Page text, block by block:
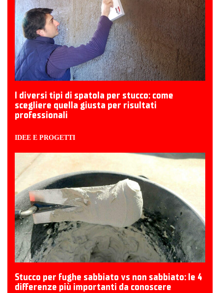
I diversi tipi di spatola per stucco: come
scegliere quella giusta per risultati
professionali
IDEE E PROGETTI
Stucco per fughe sabbiato vs non sabbiato: le 4
differenze più importanti da conoscere